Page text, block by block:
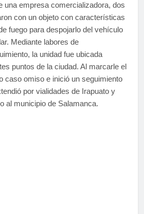
una empresa comercializadora, dos
con un objeto con características
fuego para despojarlo del vehículo
Mediante labores de
la unidad fue ubicada
puntos de la ciudad. Al marcarle el
caso omiso e inició un seguimiento
por vialidades de Irapuato y
al municipio de Salamanca.